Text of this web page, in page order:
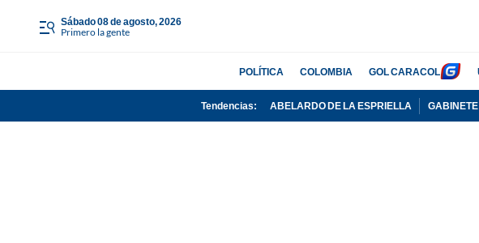
sábado 08 de agosto, 2026
Primero la gente
POLÍTICA COLOMBIA GOL CARACOL
Tendencias: ABELARDO DE LA ESPRIELLA GABINETE